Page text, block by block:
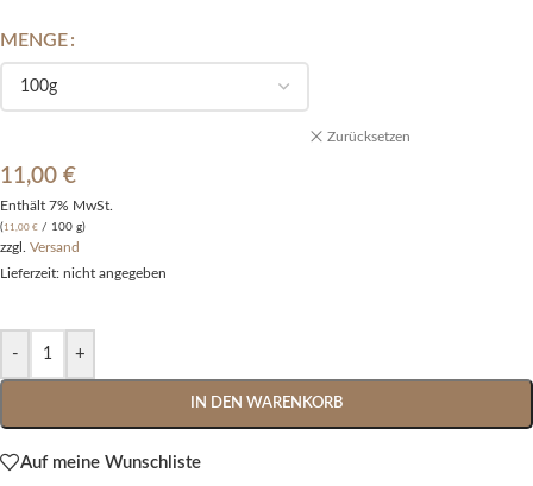
MENGE
Zurücksetzen
11,00 €
Enthält 7% MwSt.
( 11,00 € / 100 g)
zzgl. Versand
Lieferzeit: nicht angegeben
- +
IN DEN WARENKORB
Alternative:
Auf meine Wunschliste